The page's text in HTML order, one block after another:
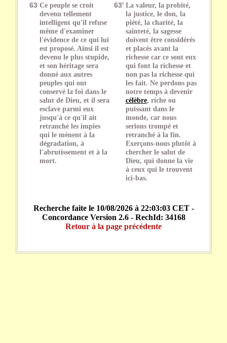
63 Ce peuple se croit
devenu tellement
intelligent qu'il refuse
même d'examiner
l'évidence de ce qui lui
est proposé. Ainsi il est
devenu le plus stupide,
et son héritage sera
donné aux autres
peuples qui ont
conservé la foi dans le
salut de Dieu, et il sera
esclave parmi eux
jusqu'à ce qu'il ait
retranché les impies
qui le mènent à la
dégradation, à
l'abrutissement et à la
mort.
63' La valeur, la probité,
la justice, le don, la
piété, la charité, la
sainteté, la sagesse
doivent être considérés
et placés avant la
richesse car ce sont eux
qui font la richesse et
non pas la richesse qui
les fait. Ne perdons pas
notre temps à devenir
célèbre, riche ou
puissant dans le
monde, car nous
serions trompé et
retranché à la fin.
Exerçons-nous plutôt à
chercher le salut de
Dieu, qui donne la vie
à ceux qui le trouvent
ici-bas.
Recherche faite le 10/08/2026 à 22:03:03 CET -
Concordance Version 2.6 - RechId: 34168
Retour à la page précédente